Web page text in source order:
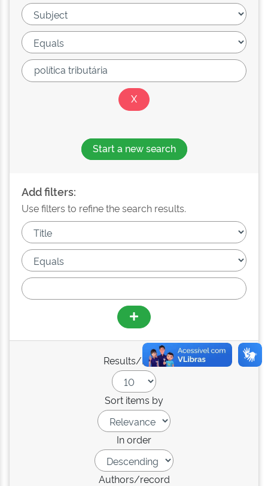
Start a new search
Add filters:
Use filters to refine the search results.
Results/Page
Sort items by
In order
Authors/record